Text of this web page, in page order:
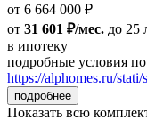
от 6 664 000 ₽
от 31 601 ₽/мес. до 25
в ипотеку
подробные условия
https://alphomes.ru/
подробнее
Показать всю